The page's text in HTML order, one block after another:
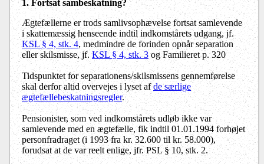
1. Fortsat sambeskatning?
Ægtefællerne er trods samlivsophævelse fortsat samlevende
i skattemæssig henseende indtil indkomstårets udgang, jf.
KSL § 4, stk. 4, medmindre de forinden opnår separation
eller skilsmisse, jf.KSL § 4, stk. 3og Familieret p. 320
Tidspunktet for separationens/skilsmissens gennemførelse
skal derfor altid overvejes i lyset afde særlige
ægtefællebeskatningsregler.
Pensionister, som ved indkomstårets udløb ikke var
samlevende med en ægtefælle, fik indtil 01.01.1994 forhøjet
personfradraget (i 1993 fra kr. 32.600 til kr. 58.000),
forudsat at de var reelt enlige, jfr. PSL § 10, stk. 2.